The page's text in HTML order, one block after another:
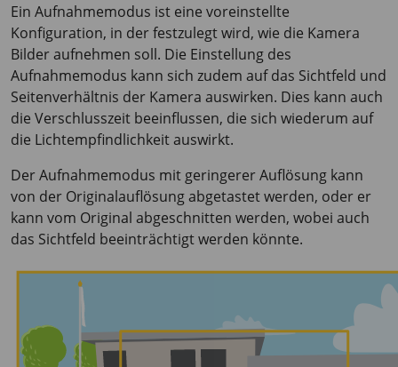
Ein Aufnahmemodus ist eine voreinstellte
Konfiguration, in der festzulegt wird, wie die Kamera
Bilder aufnehmen soll. Die Einstellung des
Aufnahmemodus kann sich zudem auf das Sichtfeld und
Seitenverhältnis der Kamera auswirken. Dies kann auch
die Verschlusszeit beeinflussen, die sich wiederum auf
die Lichtempfindlichkeit auswirkt.
Der Aufnahmemodus mit geringerer Auflösung kann
von der Originalauflösung abgetastet werden, oder er
kann vom Original abgeschnitten werden, wobei auch
das Sichtfeld beeinträchtigt werden könnte.